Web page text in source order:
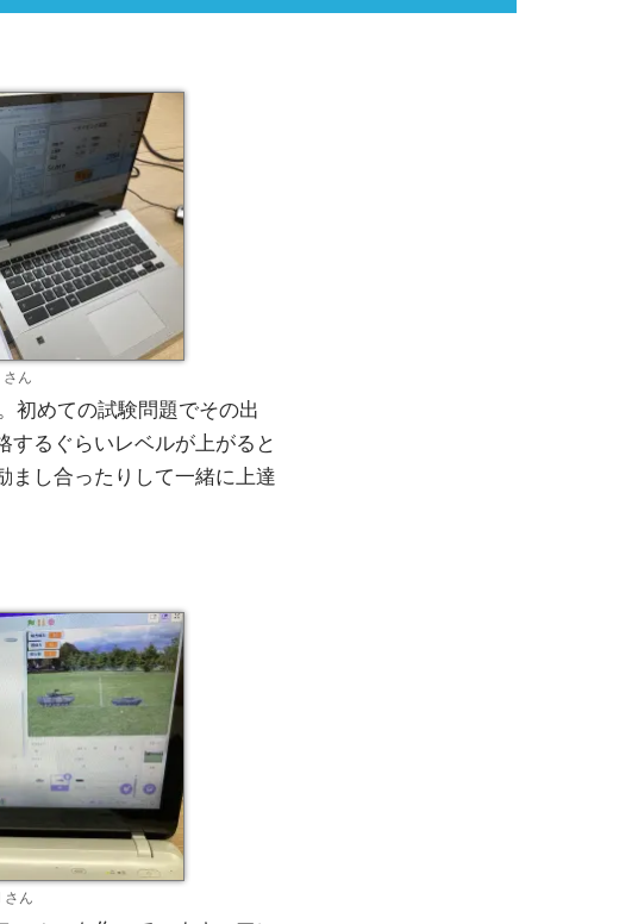
さん
初めての試験問題でその出
するぐらいレベルが上がると
まし合ったりして一緒に上達
さん